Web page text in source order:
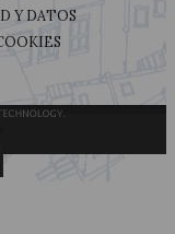
Y DATOS